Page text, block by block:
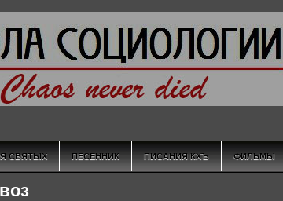
СВЯТЫХ ПЕСЕННИК ПИСАНИЯ КХЪ ФИЛЬМЫ